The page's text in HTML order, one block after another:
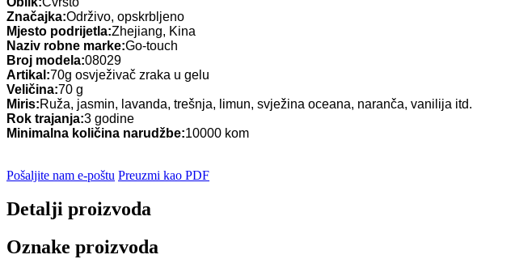
Značajka:Održivo, opskrbljeno
Mjesto podrijetla:Zhejiang, Kina
Naziv robne marke:Go-touch
Broj modela:08029
Artikal:70g osvježivač zraka u gelu
Veličina:70 g
Miris:Ruža, jasmin, lavanda, trešnja, limun, svježina oceana, naranča, vanilija itd.
Rok trajanja:3 godine
Minimalna količina narudžbe:10000 kom
Pošaljite nam e-poštu Preuzmi kao PDF
Detalji proizvoda
Oznake proizvoda